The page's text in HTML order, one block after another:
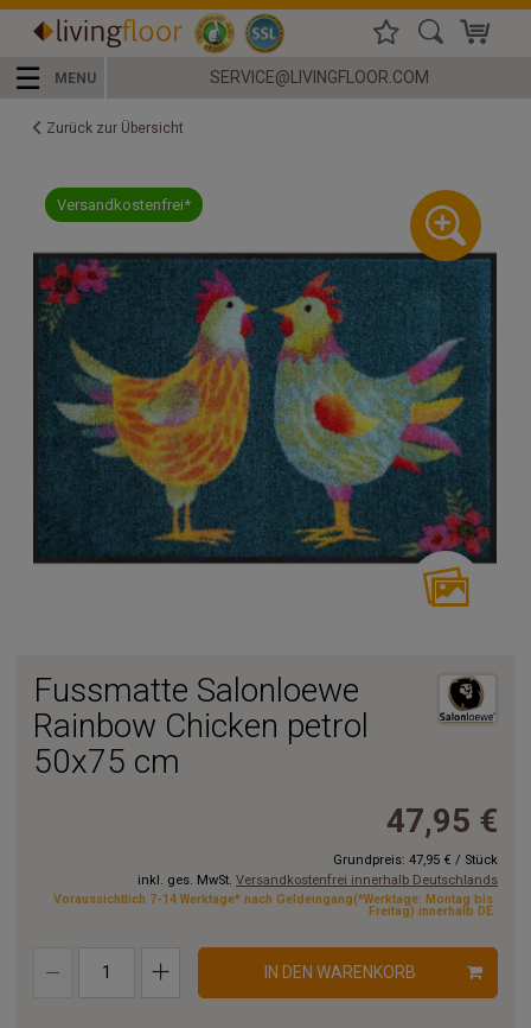
☰ MENU SERVICE@LIVINGFLOOR.COM
Zurück zur Übersicht
Versandkostenfrei*
Fussmatte Salonloewe
Rainbow Chicken petrol
50x75 cm
47,95 €
Grundpreis: 47,95 € / Stück
inkl. ges. MwSt. Versandkostenfrei innerhalb Deutschlands
Voraussichtlich 7-14 Werktage* nach Geldeingang(*Werktage: Montag bis
Freitag) innerhalb DE
IN DEN WARENKORB